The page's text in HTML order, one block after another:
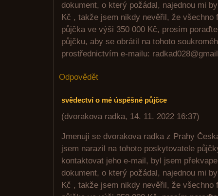
dokument, o který požádal, najednou mi
Kč , takže jsem nikdy nevěřil, že všechno
půjčka ve výši 350 000 Kč, prosím
půjčku, aby se obrátil na tohoto
prostřednictvím e-mailu:
Odpovědět
svědectví o mé úspěšné půjčce
(dvorakova radka, 14. 11. 2022 16:37)
Jmenuji se dvorakova radka z Prahy
jsem narazil na tohoto poskytovatele
kontaktovat jeho e-mail, byl jsem
dokument, o který požádal, najednou mi
Kč , takže jsem nikdy nevěřil, že všechno